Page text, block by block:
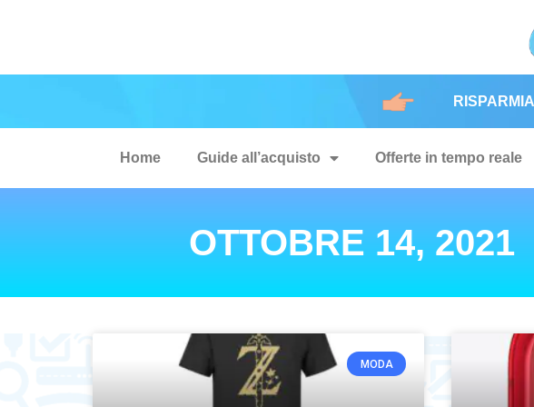
Home Guide all’acquisto Offerte in tempo reale
OTTOBRE 14, 2021
MODA